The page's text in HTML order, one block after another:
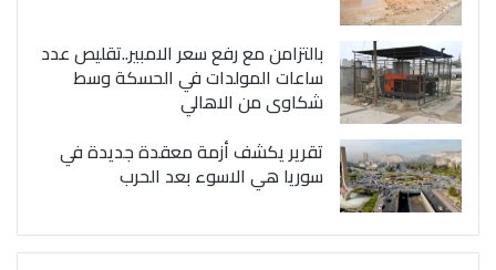
بالتزامن مع رفع سعر الامبير..تقليص عدد
ساعات المولدات في الحسكة وسط
شكاوى من الاهالي
تقرير يكشف أزمة معقدة جديدة في
سوريا هي الاسوء بعد الحرب